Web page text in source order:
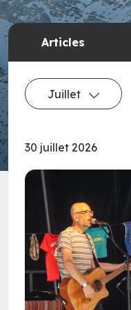
Articles
Juillet
30 juillet 2026